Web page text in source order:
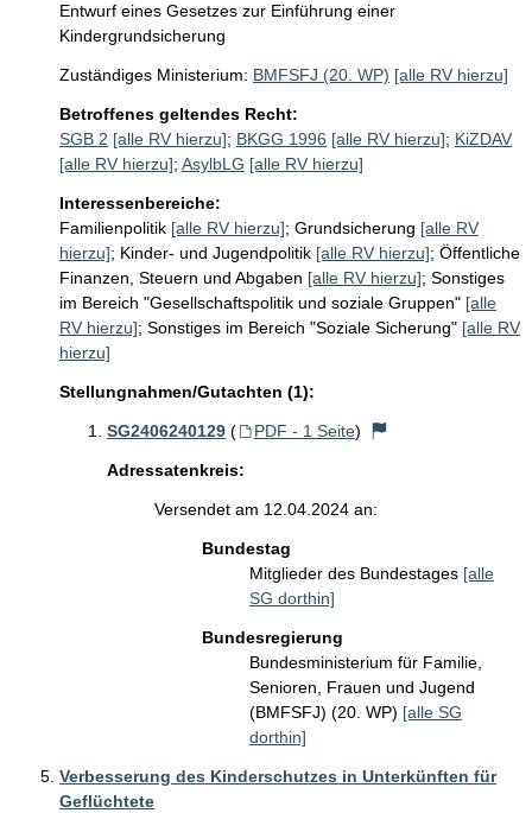
Entwurf eines Gesetzes zur Einführung einer
Kindergrundsicherung
Zuständiges Ministerium: BMFSFJ (20. WP) [alle RV hierzu]
Betroffenes geltendes Recht:
SGB 2 [alle RV hierzu]; BKGG 1996 [alle RV hierzu]; KiZDAV
[alle RV hierzu]; AsylbLG [alle RV hierzu]
Interessenbereiche:
Familienpolitik [alle RV hierzu]; Grundsicherung [alle RV
hierzu]; Kinder- und Jugendpolitik [alle RV hierzu]; Öffentliche
Finanzen, Steuern und Abgaben [alle RV hierzu]; Sonstiges
im Bereich "Gesellschaftspolitik und soziale Gruppen" [alle
RV hierzu]; Sonstiges im Bereich "Soziale Sicherung" [alle RV
hierzu]
Stellungnahmen/Gutachten (1):
SG2406240129 ( PDF - 1 Seite)
Adressatenkreis:
Versendet am 12.04.2024 an:
Bundestag
Mitglieder des Bundestages [alle
SG dorthin]
Bundesregierung
Bundesministerium für Familie,
Senioren, Frauen und Jugend
(BMFSFJ) (20. WP) [alle SG
dorthin]
Verbesserung des Kinderschutzes in Unterkünften für
Geflüchtete